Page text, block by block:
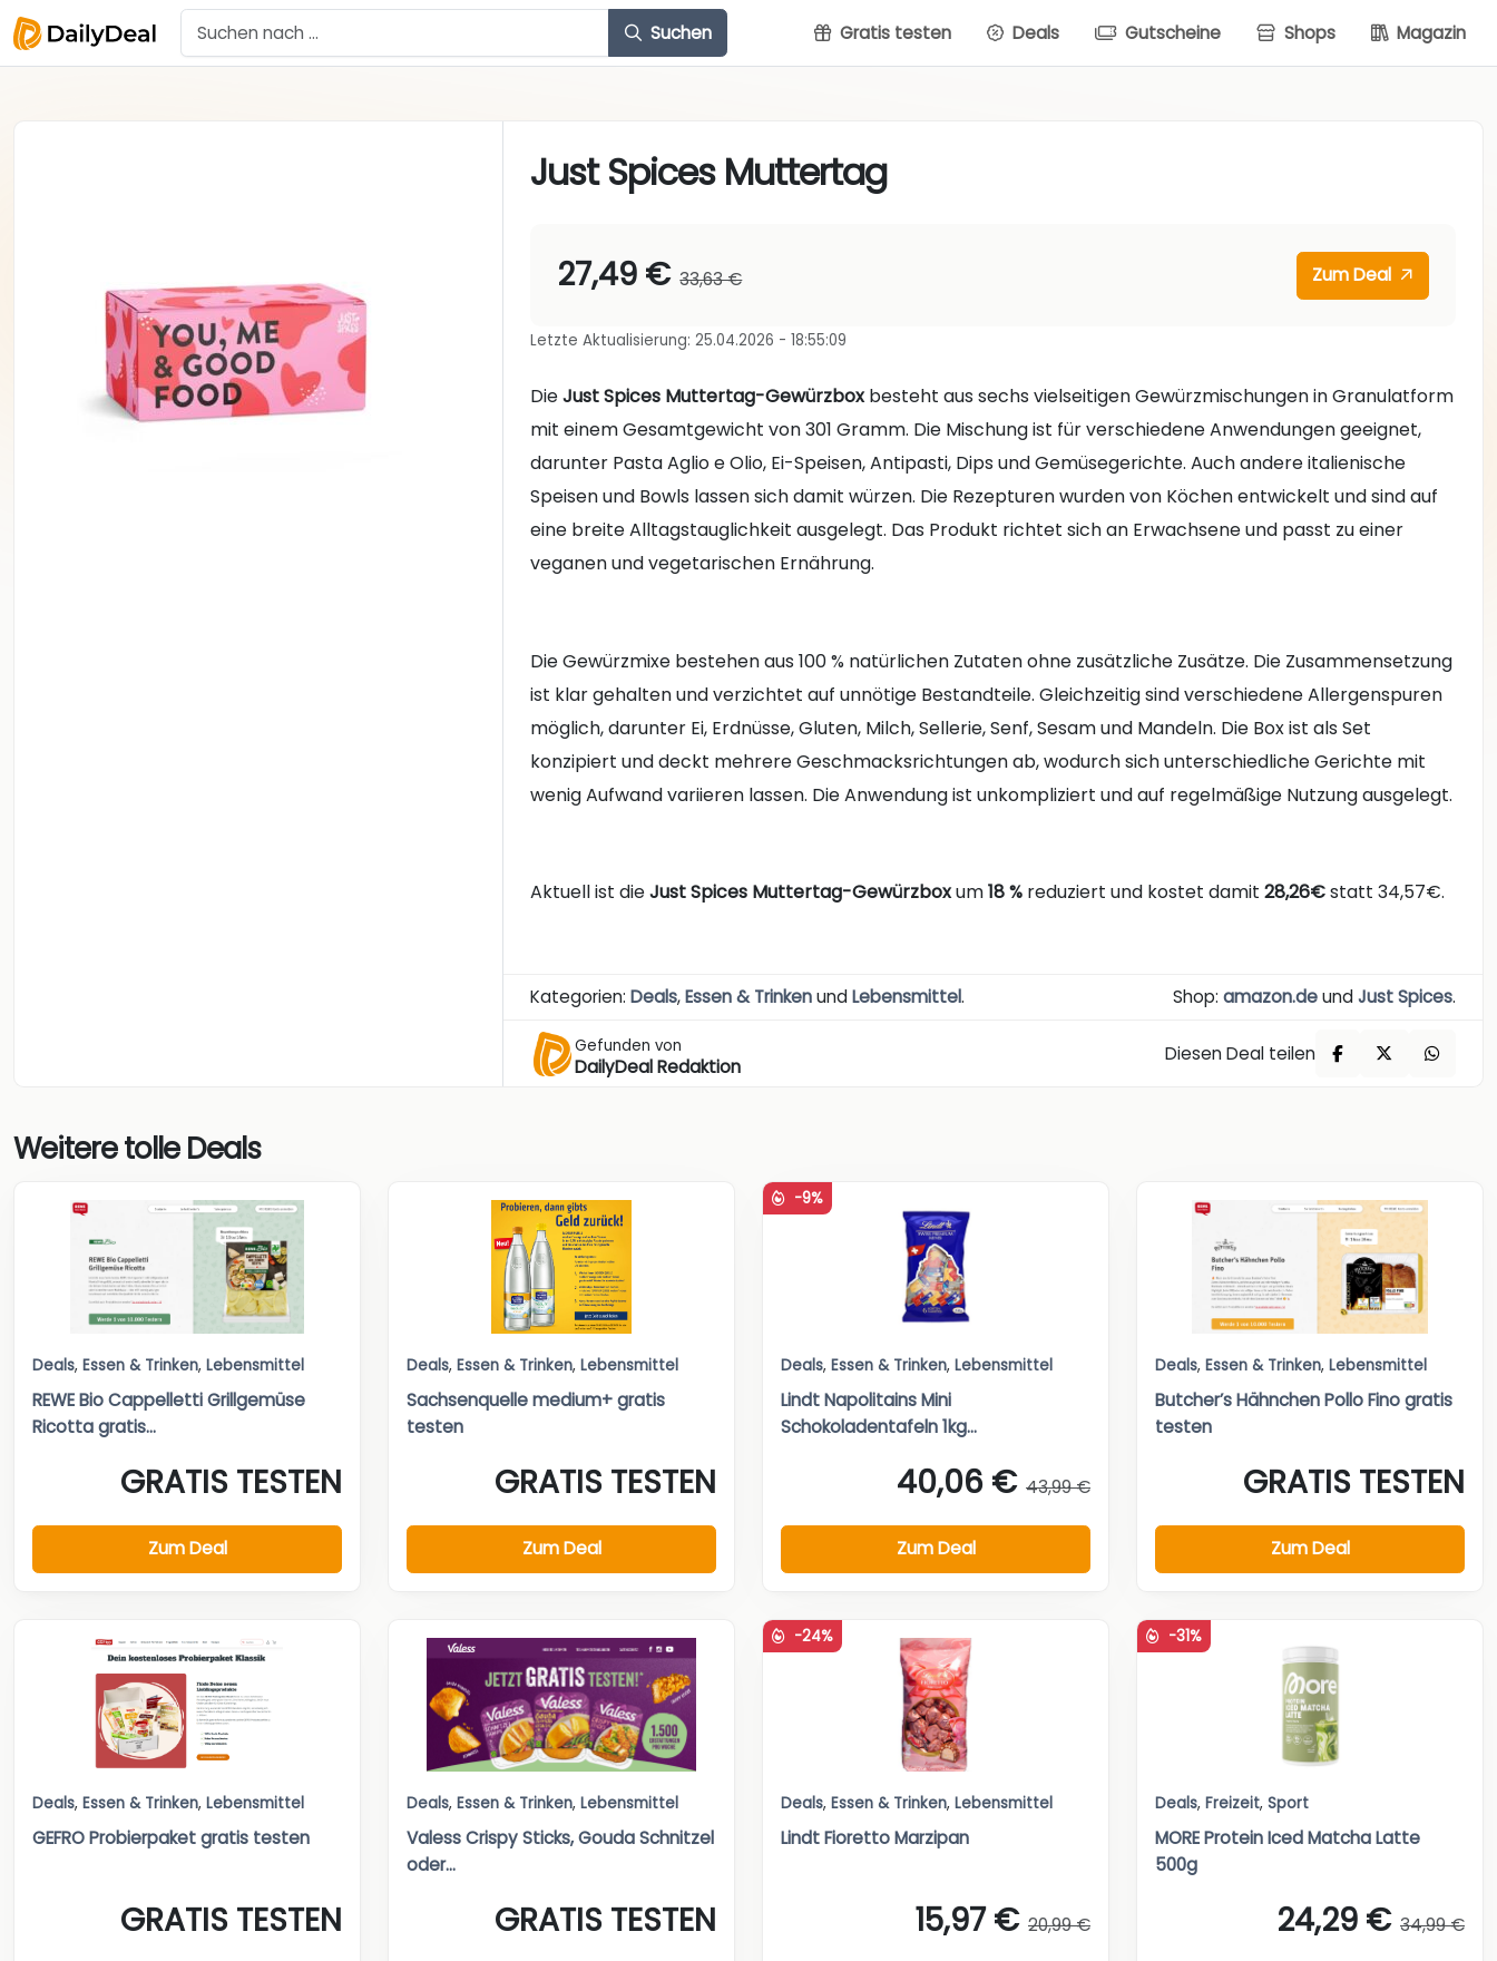
Suchen Gratis testen Deals Gutscheine Shops Magazin
Just Spices Muttertag
27,49 € 33,63 € Zum Deal
Letzte Aktualisierung: 25.04.2026 - 18:55:09
DieJust Spices Muttertag-Gewürzboxbesteht aus sechs vielseitigen Gewürzmischungen in Granulatform
mit einem Gesamtgewicht von 301 Gramm. Die Mischung ist für verschiedene Anwendungen geeignet,
darunter Pasta Aglio e Olio, Ei-Speisen, Antipasti, Dips und Gemüsegerichte. Auch andere italienische
Speisen und Bowls lassen sich damit würzen. Die Rezepturen wurden von Köchen entwickelt und sind auf
eine breite Alltagstauglichkeit ausgelegt. Das Produkt richtet sich an Erwachsene und passt zu einer
veganen und vegetarischen Ernährung.
Die Gewürzmixe bestehen aus 100 % natürlichen Zutaten ohne zusätzliche Zusätze. Die Zusammensetzung
ist klar gehalten und verzichtet auf unnötige Bestandteile. Gleichzeitig sind verschiedene Allergenspuren
möglich, darunter Ei, Erdnüsse, Gluten, Milch, Sellerie, Senf, Sesam und Mandeln. Die Box ist als Set
konzipiert und deckt mehrere Geschmacksrichtungen ab, wodurch sich unterschiedliche Gerichte mit
wenig Aufwand variieren lassen. Die Anwendung ist unkompliziert und auf regelmäßige Nutzung ausgelegt.
Aktuell ist dieJust Spices Muttertag-Gewürzboxum18 % reduziert und kostet damit28,26€statt 34,57€.
Kategorien:Deals,Essen & TrinkenundLebensmittel. Shop: amazon.deundJust Spices.
Gefunden von
DailyDeal Redaktion
Diesen Deal teilen
Weitere tolle Deals
Deals, Essen & Trinken, Lebensmittel
REWE Bio Cappelletti Grillgemüse
Ricotta gratis...
GRATIS TESTEN
Zum Deal
Deals, Essen & Trinken, Lebensmittel
Sachsenquelle medium+ gratis
testen
GRATIS TESTEN
Zum Deal
-9%
Deals, Essen & Trinken, Lebensmittel
Lindt Napolitains Mini
Schokoladentafeln 1kg...
40,06 € 43,99 €
Zum Deal
Deals, Essen & Trinken, Lebensmittel
Butcher’s Hähnchen Pollo Fino gratis
testen
GRATIS TESTEN
Zum Deal
Deals, Essen & Trinken, Lebensmittel
GEFRO Probierpaket gratis testen
GRATIS TESTEN
Deals, Essen & Trinken, Lebensmittel
Valess Crispy Sticks, Gouda Schnitzel
oder...
GRATIS TESTEN
-24%
Deals, Essen & Trinken, Lebensmittel
Lindt Fioretto Marzipan
15,97 € 20,99 €
-31%
Deals, Freizeit, Sport
MORE Protein Iced Matcha Latte
500g
24,29 € 34,99 €